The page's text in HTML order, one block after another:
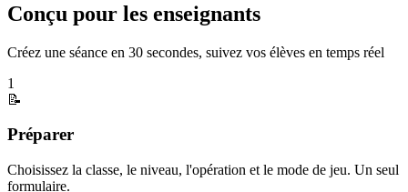
Conçu pour les enseignants
Créez une séance en 30 secondes, suivez vos élèves en temps réel
1
📝
Préparer
Choisissez la classe, le niveau, l'opération et le mode de jeu. Un seul
formulaire.